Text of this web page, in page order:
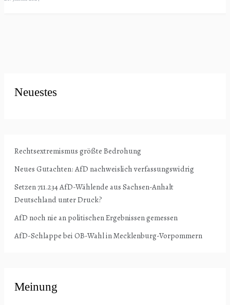
Neuestes
Rechtsextremismus größte Bedrohung
Neues Gutachten: AfD nachweislich verfassungswidrig
Setzen 711.234 AfD-Wählende aus Sachsen-Anhalt
Deutschland unter Druck?
AfD noch nie an politischen Ergebnissen gemessen
AfD-Schlappe bei OB-Wahl in Mecklenburg-Vorpommern
Meinung